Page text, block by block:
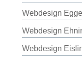
Webdesign
Webdesign
Webdesign